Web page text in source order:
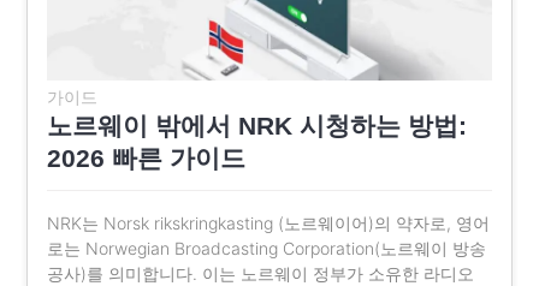
가이드
노르웨이 밖에서 NRK 시청하는 방법:
2026 빠른 가이드
NRK는 Norsk rikskringkasting (노르웨이어)의 약자로, 영어
로는 Norwegian Broadcasting Corporation(노르웨이 방송
공사)를 의미합니다. 이는 노르웨이 정부가 소유한 라디오